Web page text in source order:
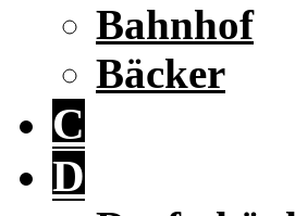
Bahnhof
Bäcker
C
D